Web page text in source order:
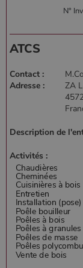
N°
ATCS
Contact :
Adresse :
ZA
Description de
Activités :